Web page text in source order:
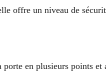
offre un niveau de
en plusieurs points